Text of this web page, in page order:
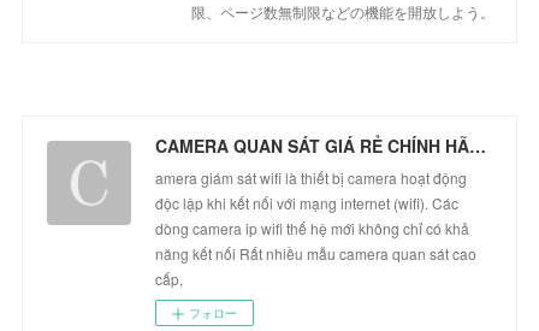
限、ページ数無制限などの機能を開放しよう。
CAMERA QUAN SÁT GIÁ RẺ CHÍNH HÃNG
amera giám sát wifi là thiết bị camera hoạt động
độc lập khi kết nối với mạng internet (wifi). Các
dòng camera ip wifi thế hệ mới không chỉ có khả
năng kết nối Rất nhiều mẫu camera quan sát cao
cấp,
フォロー